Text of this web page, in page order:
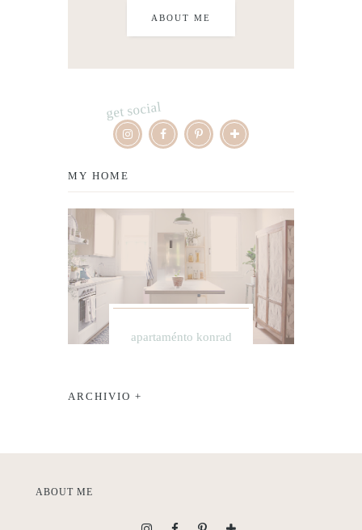
ABOUT ME
get social
MY HOME
apartaménto konrad
ARCHIVIO +
ABOUT ME